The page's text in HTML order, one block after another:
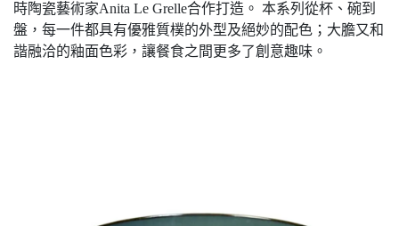
時陶瓷藝術家Anita Le Grelle合作打造。 本系列從杯、碗到
盤，每一件都具有優雅質樸的外型及絕妙的配色；大膽又和
諧融洽的釉面色彩，讓餐食之間更多了創意趣味。